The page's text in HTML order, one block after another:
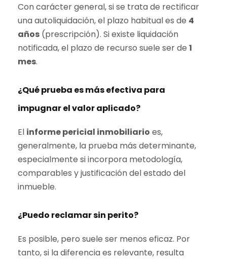
Con carácter general, si se trata de rectificar
una autoliquidación, el plazo habitual es de 4
años (prescripción). Si existe liquidación
notificada, el plazo de recurso suele ser de 1
mes.
¿Qué prueba es más efectiva para
impugnar el valor aplicado?
El informe pericial inmobiliario es,
generalmente, la prueba más determinante,
especialmente si incorpora metodología,
comparables y justificación del estado del
inmueble.
¿Puedo reclamar sin perito?
Es posible, pero suele ser menos eficaz. Por
tanto, si la diferencia es relevante, resulta